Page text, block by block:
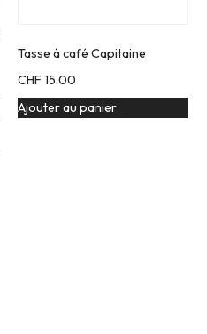
Tasse à café Capitaine
CHF15.00
Ajouter au panier